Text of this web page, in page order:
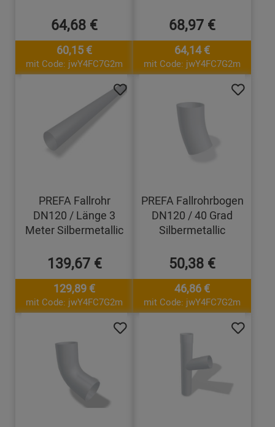
64,68 €
60,15 €
mit Code: jwY4FC7G2m
68,97 €
64,14 €
mit Code: jwY4FC7G2m
PREFA Fallrohr
DN120 / Länge 3
Meter Silbermetallic
139,67 €
129,89 €
mit Code: jwY4FC7G2m
PREFA Fallrohrbogen
DN120 / 40 Grad
Silbermetallic
50,38 €
46,86 €
mit Code: jwY4FC7G2m